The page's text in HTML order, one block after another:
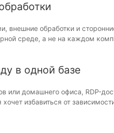
внешние обработки и
среде, а не на каждом
в одной базе
или домашнего офиса, RDP-
избавиться от